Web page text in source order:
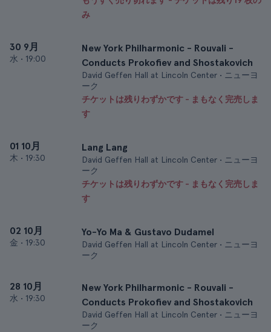
み
30 9月
水 • 19:00
New York Philharmonic - Rouvali -
Conducts Prokofiev and Shostakovich
David Geffen Hall at Lincoln Center • ニューヨ
ーク
チケットは残りわずかです - まもなく完売しま
す
01 10月
木 • 19:30
Lang Lang
David Geffen Hall at Lincoln Center • ニューヨ
ーク
チケットは残りわずかです - まもなく完売しま
す
02 10月
金 • 19:30
Yo-Yo Ma & Gustavo Dudamel
David Geffen Hall at Lincoln Center • ニューヨ
ーク
28 10月
水 • 19:30
New York Philharmonic - Rouvali -
Conducts Prokofiev and Shostakovich
David Geffen Hall at Lincoln Center • ニューヨ
ーク